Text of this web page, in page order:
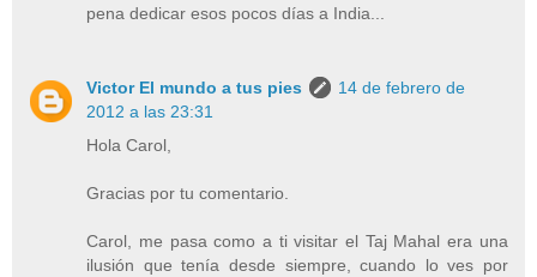
pena dedicar esos pocos días a India...
Victor El mundo a tus pies
14 de febrero de
2012 a las 23:31
Hola Carol,
Gracias por tu comentario.
Carol, me pasa como a ti visitar el Taj Mahal era una
ilusión que tenía desde siempre, cuando lo ves por